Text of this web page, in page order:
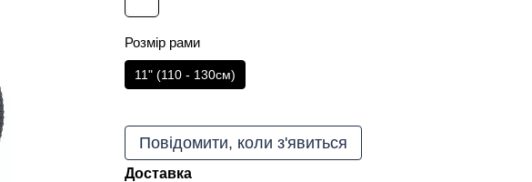
Розмір рами
11" (110 - 130cм)
Повідомити, коли з'явиться
Доставка